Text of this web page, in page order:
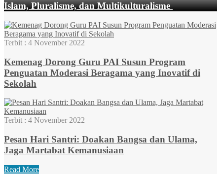
Islam, Pluralisme, dan Multikulturalisme
Terbit : 4 November 2022
Kemenag Dorong Guru PAI Susun Program
Penguatan Moderasi Beragama yang Inovatif di
Sekolah
Terbit : 4 November 2022
Pesan Hari Santri: Doakan Bangsa dan Ulama,
Jaga Martabat Kemanusiaan
Read More